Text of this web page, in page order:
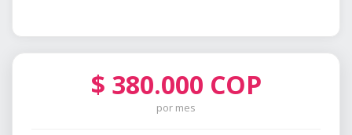
$ 380.000 COP
por mes